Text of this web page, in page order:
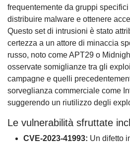
frequentemente da gruppi
distribuire malware e ottenere
Questo set di intrusioni è stato
certezza a un attore di minaccia
russo, noto come APT29 o
osservate somiglianze tra gli
campagne e quelli
sorveglianza commerciale come
suggerendo un riutilizzo degli
Le vulnerabilità sfruttate
CVE-2023-41993: Un difetto